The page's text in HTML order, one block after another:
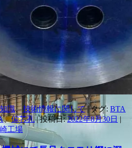
識、技術情報に関して| タグ: BTA
、偏芯孔| 投稿日:2022年8月30日 |
工場